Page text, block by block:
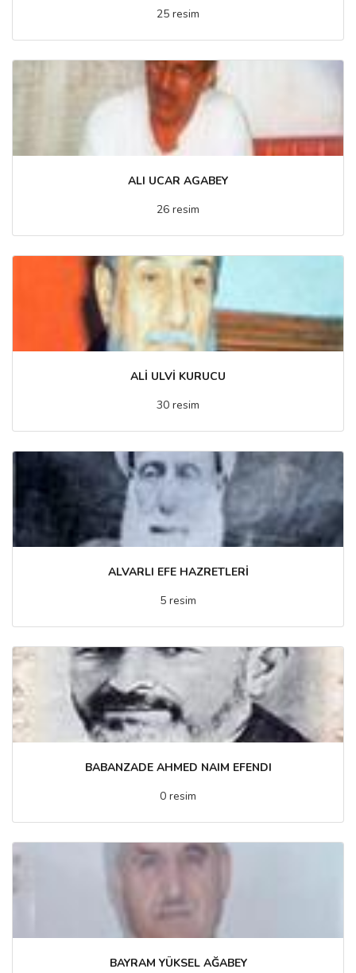
25 resim
ALI UCAR AGABEY
26 resim
ALİ ULVİ KURUCU
30 resim
ALVARLI EFE HAZRETLERİ
5 resim
BABANZADE AHMED NAIM EFENDI
0 resim
BAYRAM YÜKSEL AĞABEY